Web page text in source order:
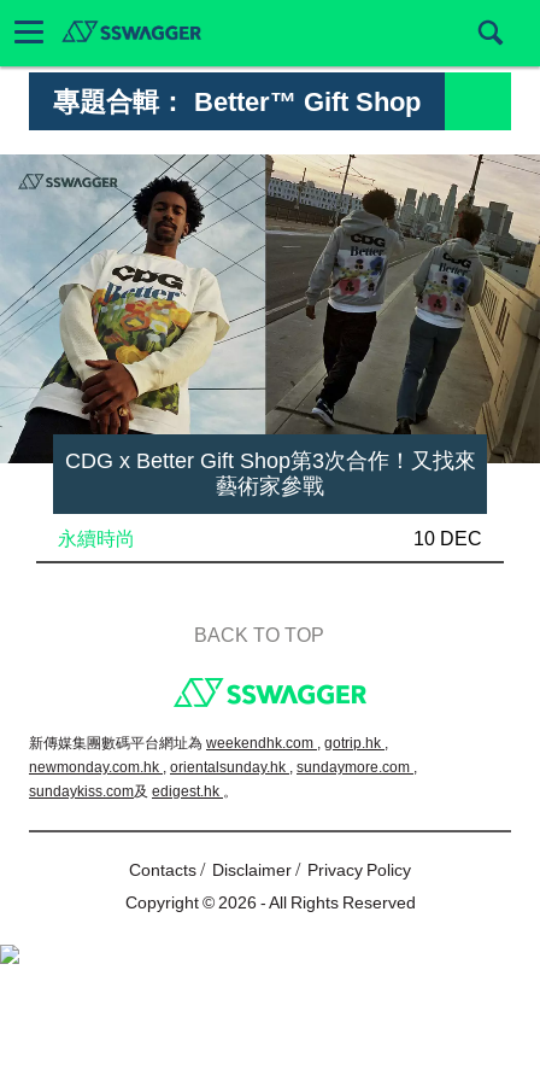
專題合輯： Better™ Gift Shop
CDG x Better Gift Shop第3次合作！又找來
藝術家參戰
永續時尚 10 DEC
BACK TO TOP
新傳媒集團數碼平台網址為 weekendhk.com , gotrip.hk ,
newmonday.com.hk , orientalsunday.hk , sundaymore.com ,
sundaykiss.com及 edigest.hk 。
Contacts/ Disclaimer/ Privacy Policy
Copyright © 2026 - All Rights Reserved